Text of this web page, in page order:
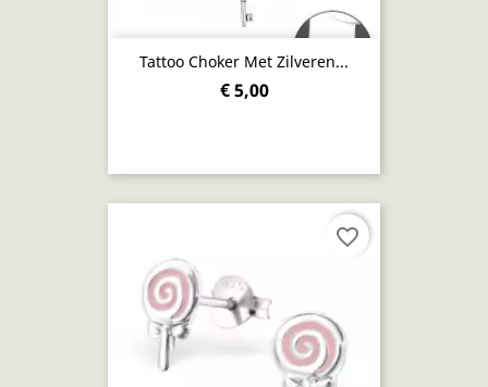
Tattoo Choker Met Zilveren...
€ 5,00
favorite_border